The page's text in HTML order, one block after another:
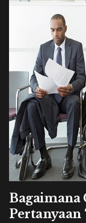
Bagaimana
Pertanyaan